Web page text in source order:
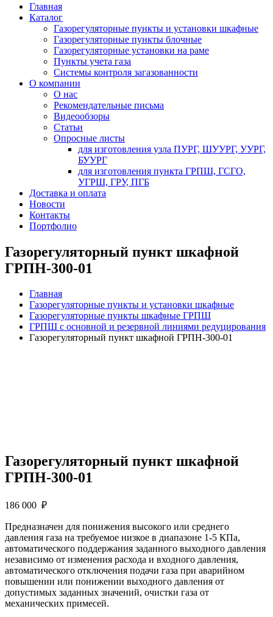
Главная
Каталог
Газорегуляторные пункты и установки шкафные
Газорегуляторные пункты блочные
Газорегуляторные установки на раме
Пункты учета газа
Системы контроля загазованности
О компании
О нас
Рекомендательные письма
Видеообзоры
Статьи
Опросные листы
для изготовления узла ПУРГ, ШУУРГ, УУРГ,
БУУРГ
для изготовления пункта ГРПШ, ГСГО,
УГРШ, ГРУ, ПГБ
Доставка и оплата
Новости
Контакты
Портфолио
Газорегуляторный пункт шкафной
ГРПН-300-01
Главная
Газорегуляторные пункты и установки шкафные
Газорегуляторные пункты шкафные ГРПШ
ГРПШ с основной и резервной линиями редуцирования
Газорегуляторный пункт шкафной ГРПН-300-01
Газорегуляторный пункт шкафной
ГРПН-300-01
186 000 ₽
Предназначен для понижения высокого или среднего
давления газа на требуемое низкое в диапазоне 1-5 КПа,
автоматического поддержания заданного выходного давления
независимо от изменения расхода и входного давления,
автоматического отключения подачи газа при аварийном
повышении или понижении выходного давления от
допустимых заданных значений, очистки газа от
механических примесей.